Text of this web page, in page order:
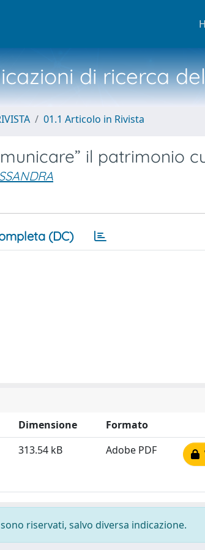
di ricerca
01.1 Articolo in Rivista
il patrimonio
(DC)
Dimensione
Formato
313.54 kB Adobe PDF
riservati, salvo diversa indicazione.